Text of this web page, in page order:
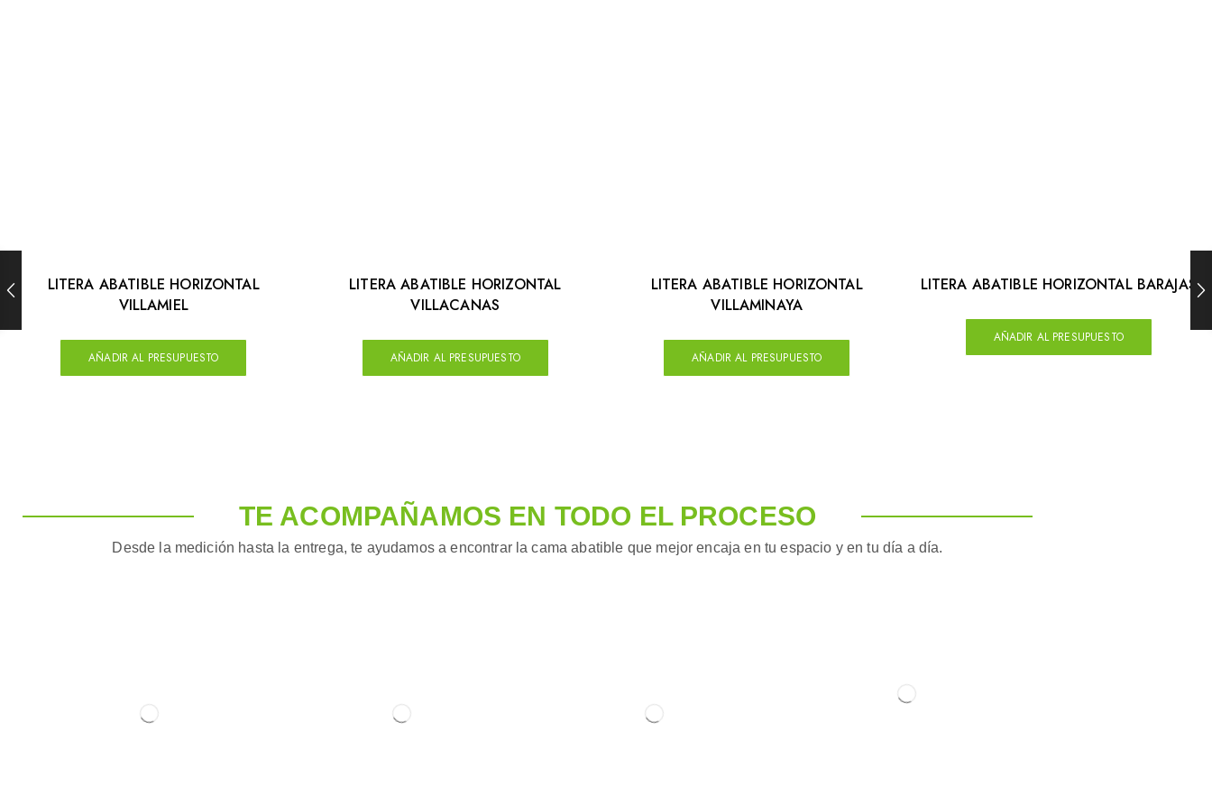
LITERA ABATIBLE HORIZONTAL
VILLAMIEL
AÑADIR AL PRESUPUESTO
LITERA ABATIBLE HORIZONTAL
VILLACANAS
AÑADIR AL PRESUPUESTO
LITERA ABATIBLE HORIZONTAL
VILLAMINAYA
AÑADIR AL PRESUPUESTO
LITERA ABATIBLE HORIZONTAL BARAJAS
AÑADIR AL PRESUPUESTO
TE ACOMPAÑAMOS EN TODO EL PROCESO
Desde la medición hasta la entrega, te ayudamos a encontrar la cama abatible que mejor encaja en tu espacio y en tu día a día.